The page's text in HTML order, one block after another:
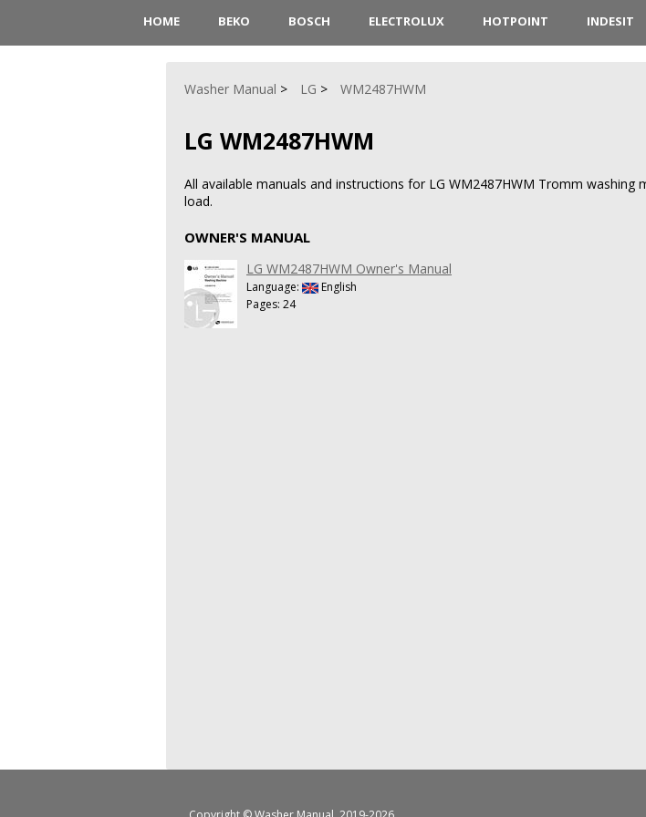
HOME BEKO BOSCH ELECTROLUX HOTPOINT INDESIT
Washer Manual LG WM2487HWM
LG WM2487HWM
All available manuals and instructions for LG WM2487HWM Tromm washing
load.
OWNER'S MANUAL
LG WM2487HWM Owner's Manual
Language:
English
Pages: 24